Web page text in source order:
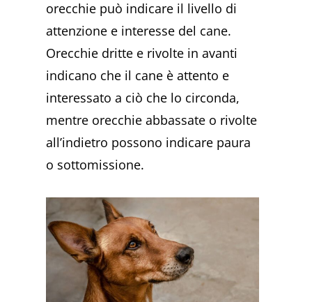
orecchie può indicare il livello di
attenzione e interesse del cane.
Orecchie dritte e rivolte in avanti
indicano che il cane è attento e
interessato a ciò che lo circonda,
mentre orecchie abbassate o rivolte
all’indietro possono indicare paura
o sottomissione.